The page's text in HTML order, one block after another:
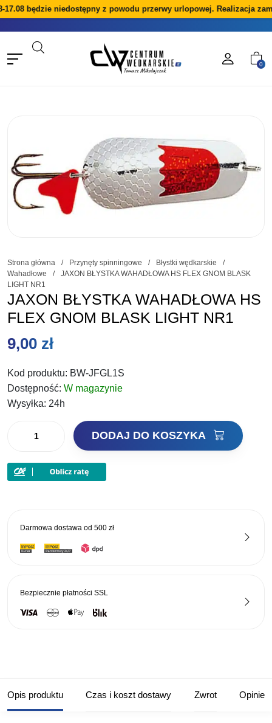
będzie niedostępny z powodu przerwy urlopowej. Realizacja
0
Strona główna / Przynęty spinningowe / Błystki wędkarskie
/
Wahadłowe
/
JAXON BŁYSTKA WAHADŁOWA HS FLEX GNOM BLASK
LIGHT NR1
JAXON BŁYSTKA WAHADŁOWA HS
FLEX GNOM BLASK LIGHT NR1
9,00 zł
Kod produktu: BW-JFGL1S
Dostępność: W magazynie
Wysyłka: 24h
JAXON
WAHADŁOWA
BLASK
LIGHT
DODAJ DO KOSZYKA
Darmowa dostawa od 500 zł
Bezpiecznie płatności SSL
Opis produktu Czas i koszt dostawy Zwrot Opinie